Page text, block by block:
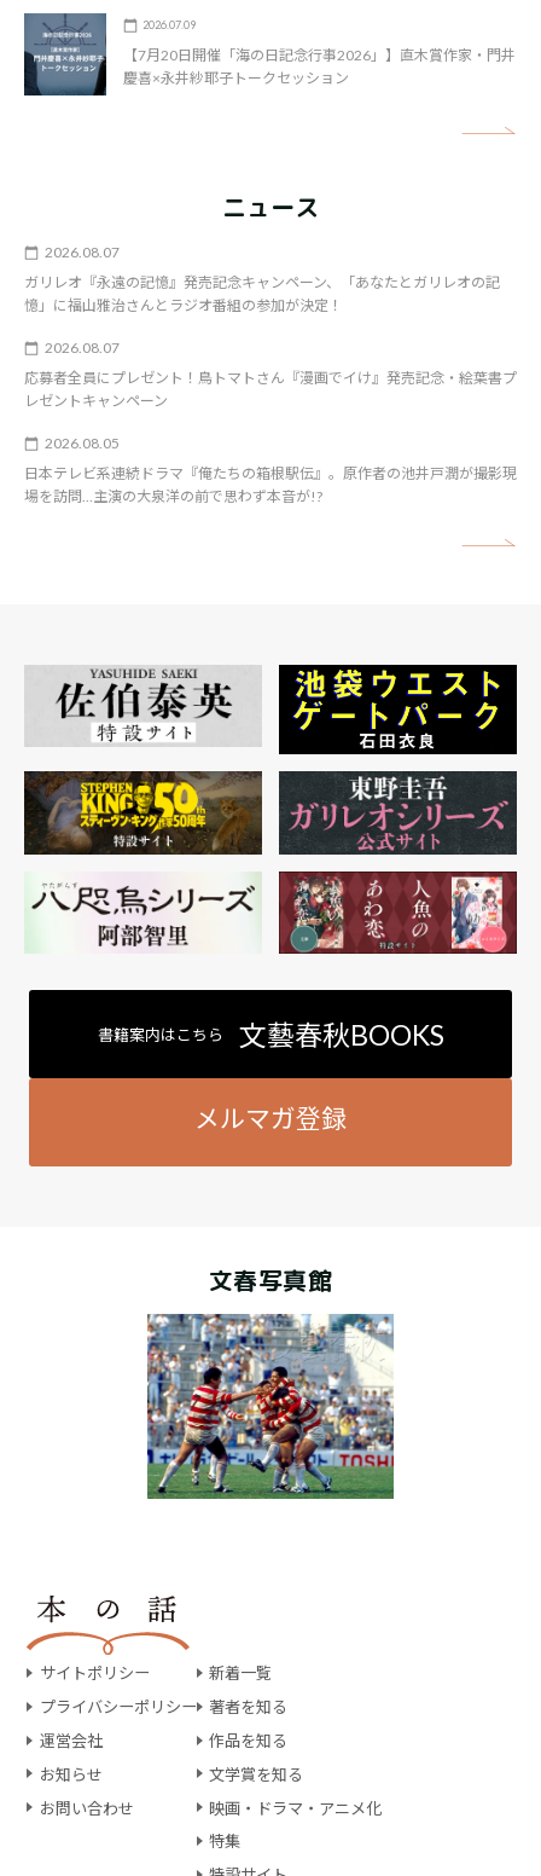
2026.07.09
【7月20日開催「海の日記念行事2026」】直木賞作家・門井
慶喜×永井紗耶子トークセッション
ニュース
2026.08.07
ガリレオ『永遠の記憶』発売記念キャンペーン、「あなたとガリレオの記
憶」に福山雅治さんとラジオ番組の参加が決定！
2026.08.07
応募者全員にプレゼント！鳥トマトさん『漫画でイけ』発売記念・絵葉書プ
レゼントキャンペーン
2026.08.05
日本テレビ系連続ドラマ『俺たちの箱根駅伝』。原作者の池井戸潤が撮影現
場を訪問…主演の大泉洋の前で思わず本音が!?
書籍案内はこちら 文藝春秋BOOKS
メルマガ登録
文春写真館
サイトポリシー
プライバシーポリシー
運営会社
お知らせ
お問い合わせ
新着一覧
著者を知る
作品を知る
文学賞を知る
映画・ドラマ・アニメ化
特集